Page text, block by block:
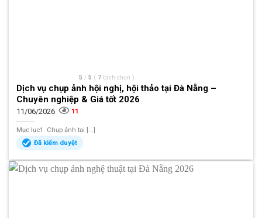
5 / 5 ( 7 bình chọn )
Dịch vụ chụp ảnh hội nghị, hội thảo tại Đà Nẵng –
Chuyên nghiệp & Giá tốt 2026
11/06/2026 11
Mục lục1. Chụp ảnh tại [...]
Đã kiểm duyệt